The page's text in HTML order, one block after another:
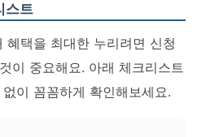
스트
혜택을 최대한 누리려면 신청
이 중요해요. 아래 체크리스트
이 꼼꼼하게 확인해보세요.